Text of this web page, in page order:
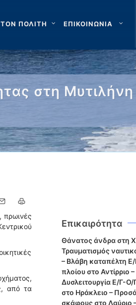
ΤΟΝ ΠΟΛΙΤΗ ΕΠΙΚΟΙΝΩΝΙΑ
στη
πρωινές
από τα
Επικαιρότητα
Θάνατος άνδρα στη
Τραυματισμός
– Βλάβη καταπέλτη
πλοίου στο Αντίρριο –
Δυσλειτουργία Ε/Γ-
στο Ηράκλειο –
σκάφους στο Λαύριο